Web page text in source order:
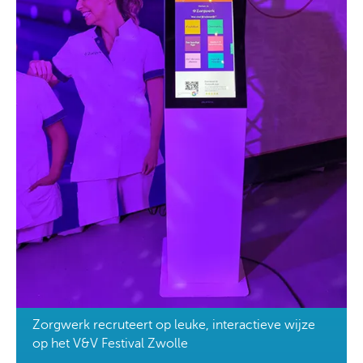
Zorgwerk recruteert op leuke, interactieve wijze
op het V&V Festival Zwolle